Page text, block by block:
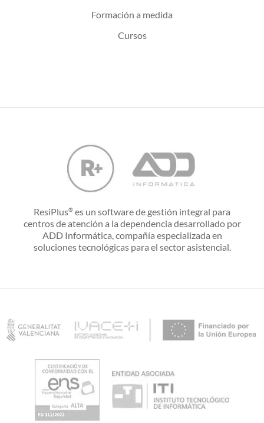
Formación a medida
Cursos
ResiPlus® es un software de gestión integral para
centros de atención a la dependencia desarrollado por
ADD Informática, compañía especializada en
soluciones tecnológicas para el sector asistencial.